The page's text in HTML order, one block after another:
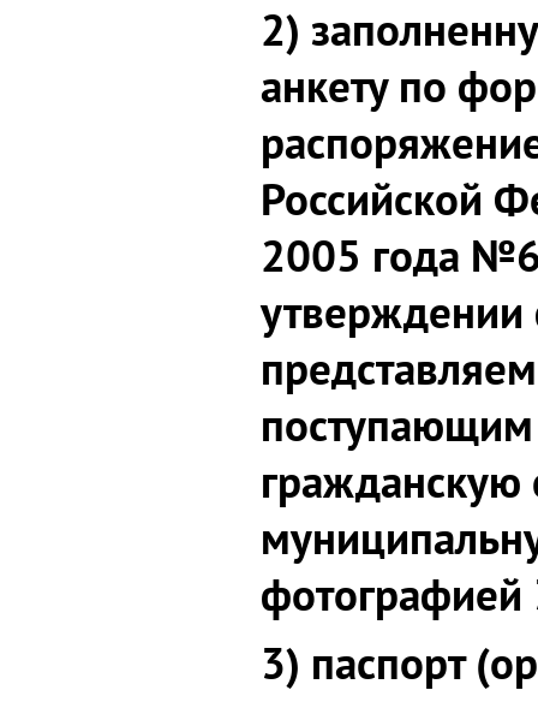
2)
анкету по
Российской
2005 года
поступающим
фотографией
3) паспорт